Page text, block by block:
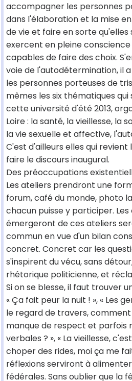
accompagner les personnes
dans l'élaboration et la mise
de vie et faire en sorte
exercent en pleine
capables de faire des choix.
voie de l'autodétermination, il
les personnes porteuses de
mêmes les six thématiques
cette université d'été 2013,
Loire : la santé, la vieillesse, la
la vie sexuelle et affective,
C'est d'ailleurs elles qui
faire le discours inaugural.
Des préoccupations
Les ateliers prendront une
forum, café du monde, photo
chacun puisse y participer.
émergeront de ces ateliers
commun en vue d'un bilan
concret. Concret car les
s'inspirent du vécu, sans
rhétorique politicienne, et
Si on se blesse, il faut trouver
« Ça fait peur la nuit ! », « Les
le regard de travers,
manque de respect et parfois
verbales ? », « La vieillesse,
choper des rides, moi ça me
réflexions serviront à
fédérales. Sans oublier que la